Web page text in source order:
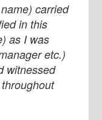
carried
in this
as I was
etc.)
witnessed